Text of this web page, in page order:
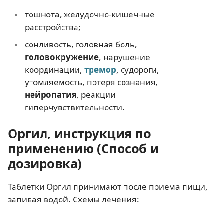
тошнота, желудочно-кишечные
расстройства;
сонливость, головная боль,
головокружение, нарушение
координации, тремор, судороги,
утомляемость, потеря сознания,
нейропатия, реакции
гиперчувствительности.
Оргил, инструкция по
применению (Способ и
дозировка)
Таблетки Оргил принимают после приема пищи,
запивая водой. Схемы лечения: